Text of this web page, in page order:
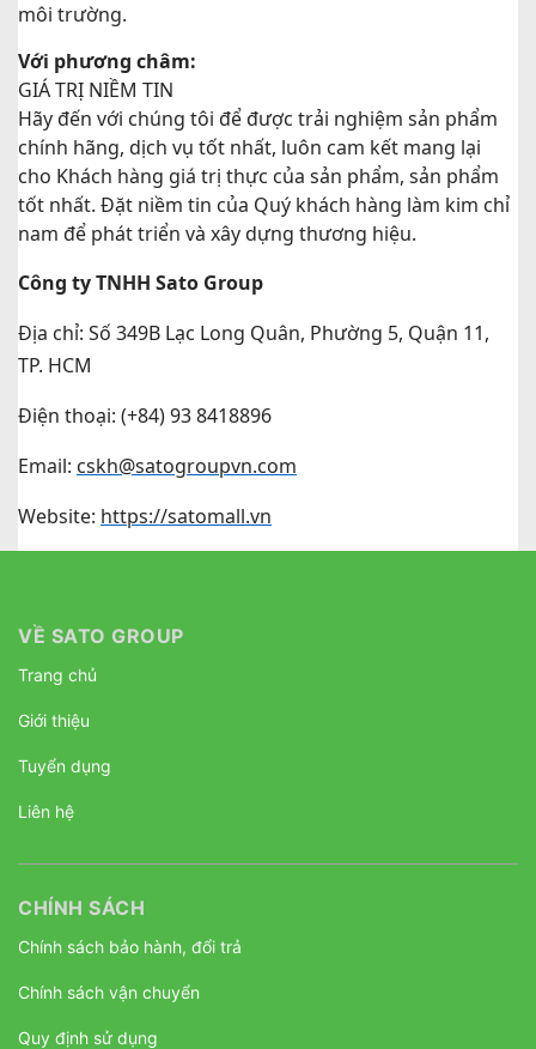
môi trường.
Với phương châm:
GIÁ TRỊ NIỀM TIN
Hãy đến với chúng tôi để được trải nghiệm sản phẩm
chính hãng, dịch vụ tốt nhất, luôn cam kết mang lại
cho Khách hàng giá trị thực của sản phẩm, sản phẩm
tốt nhất. Đặt niềm tin của Quý khách hàng làm kim chỉ
nam để phát triển và xây dựng thương hiệu.
Công ty TNHH Sato Group
Địa chỉ: Số 349B Lạc Long Quân, Phường 5, Quận 11,
TP. HCM
Điện thoại: (+84) 93 8418896
Email: cskh@satogroupvn.com
Website: https://satomall.vn
VỀ SATO GROUP
Trang chủ
Giới thiệu
Tuyển dụng
Liên hệ
CHÍNH SÁCH
Chính sách bảo hành, đổi trả
Chính sách vận chuyển
Quy định sử dụng